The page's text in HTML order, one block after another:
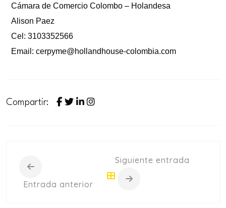
Cámara de Comercio Colombo – Holandesa
Alison Paez
Cel: 3103352566
Email: cerpyme@hollandhouse-colombia.com
Compartir:
Entrada anterior
Siguiente entrada